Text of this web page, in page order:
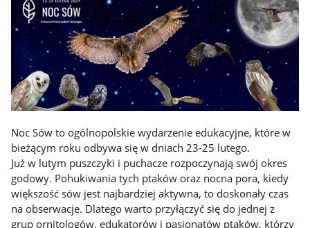
Noc Sów to ogólnopolskie wydarzenie edukacyjne, które w
bieżącym roku odbywa się w dniach 23-25 lutego.
Już w lutym puszczyki i puchacze rozpoczynają swój okres
godowy. Pohukiwania tych ptaków oraz nocna pora, kiedy
większość sów jest najbardziej aktywna, to doskonały czas
na obserwacje. Dlatego warto przyłączyć się do jednej z
grup ornitologów, edukatorów i pasjonatów ptaków, którzy